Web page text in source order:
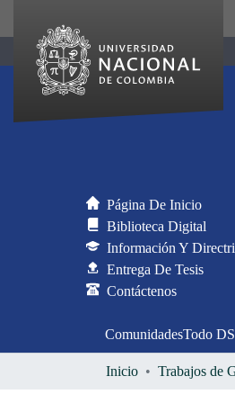
Página De Inicio
Biblioteca Digital
Información Y
Entrega De Tesis
Contáctenos
ComunidadesTodo
Inicio Trabajos de